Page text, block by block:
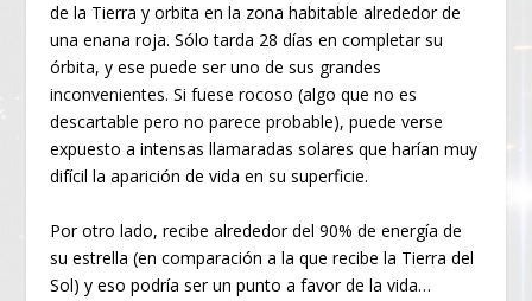
de la Tierra y orbita en la zona habitable alrededor de
una enana roja. Sólo tarda 28 días en completar su
órbita, y ese puede ser uno de sus grandes
inconvenientes. Si fuese rocoso (algo que no es
descartable pero no parece probable), puede verse
expuesto a intensas llamaradas solares que harían muy
difícil la aparición de vida en su superficie.
Por otro lado, recibe alrededor del 90% de energía de
su estrella (en comparación a la que recibe la Tierra del
Sol) y eso podría ser un punto a favor de la vida…